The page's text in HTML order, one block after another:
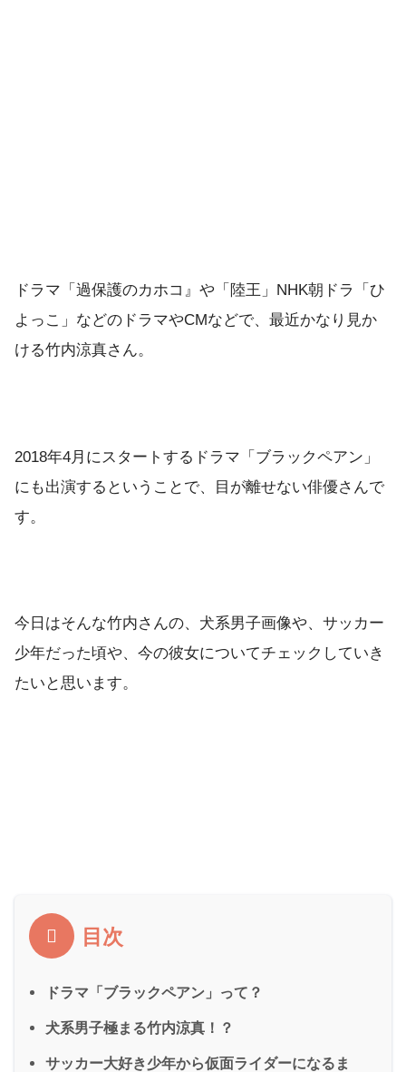
ドラマ「過保護のカホコ』や「陸王」NHK朝ドラ「ひ
よっこ」などのドラマやCMなどで、最近かなり見か
ける竹内涼真さん。
2018年4月にスタートするドラマ「ブラックペアン」
にも出演するということで、目が離せない俳優さんで
す。
今日はそんな竹内さんの、犬系男子画像や、サッカー
少年だった頃や、今の彼女についてチェックしていき
たいと思います。
目次
ドラマ「ブラックペアン」って？
犬系男子極まる竹内涼真！？
サッカー大好き少年から仮面ライダーになるま